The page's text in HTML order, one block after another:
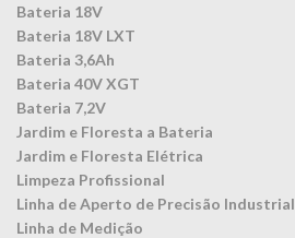
Bateria 18V
Bateria 18V LXT
Bateria 3,6Ah
Bateria 40V XGT
Bateria 7,2V
Jardim e Floresta a Bateria
Jardim e Floresta Elétrica
Limpeza Profissional
Linha de Aperto de Precisão Industrial
Linha de Medição